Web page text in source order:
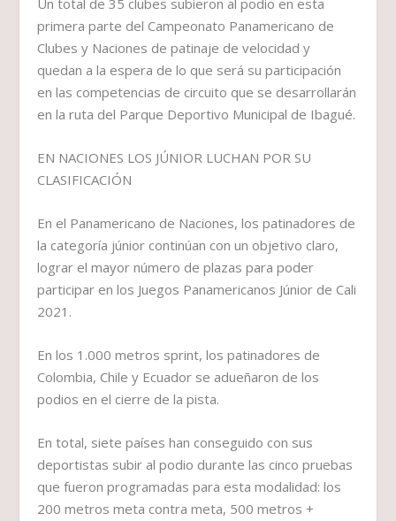
Un total de 35 clubes subieron al podio en esta
primera parte del Campeonato Panamericano de
Clubes y Naciones de patinaje de velocidad y
quedan a la espera de lo que será su participación
en las competencias de circuito que se desarrollarán
en la ruta del Parque Deportivo Municipal de Ibagué.
EN NACIONES LOS JÚNIOR LUCHAN POR SU
CLASIFICACIÓN
En el Panamericano de Naciones, los patinadores de
la categoría júnior continúan con un objetivo claro,
lograr el mayor número de plazas para poder
participar en los Juegos Panamericanos Júnior de Cali
2021.
En los 1.000 metros sprint, los patinadores de
Colombia, Chile y Ecuador se adueñaron de los
podios en el cierre de la pista.
En total, siete países han conseguido con sus
deportistas subir al podio durante las cinco pruebas
que fueron programadas para esta modalidad: los
200 metros meta contra meta, 500 metros +